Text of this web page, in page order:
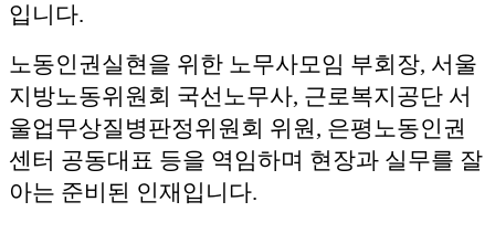
입니다.
노동인권실현을 위한 노무사모임 부회장, 서울
지방노동위원회 국선노무사, 근로복지공단 서
울업무상질병판정위원회 위원, 은평노동인권
센터 공동대표 등을 역임하며 현장과 실무를 잘
아는 준비된 인재입니다.